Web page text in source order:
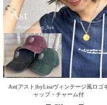
Ast(アスト)byLisaヴィンテージ風ロゴ
ャップ・チャーム付